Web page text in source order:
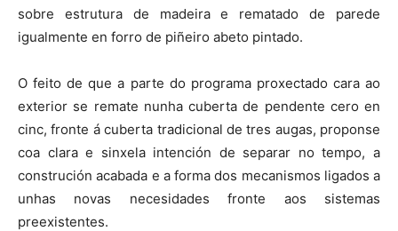
sobre estrutura de madeira e rematado de parede
igualmente en forro de piñeiro abeto pintado.
O feito de que a parte do programa proxectado cara ao
exterior se remate nunha cuberta de pendente cero en
cinc, fronte á cuberta tradicional de tres augas, proponse
coa clara e sinxela intención de separar no tempo, a
construción acabada e a forma dos mecanismos ligados a
unhas novas necesidades fronte aos sistemas
preexistentes.